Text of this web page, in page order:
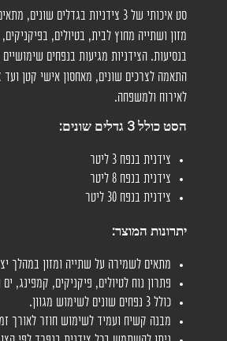
סט איכותי של 3 צידניות בגדלים
מזון ושתייה מחוץ לבית, בטיולים,
בנסיעות. הצידניות מגיעות בנפחים
התאמה לצרכים שונים, מאחסון אישי קטן ועד
לאירוח ולמשפחה.
הסט כולל 3 גדלים שונים:
צידנית בנפח 3 ליטר
צידנית בנפח 8 ליטר
צידנית בנפח 30 ליטר
יתרונות המוצר:
מתאים לשמירה על שתייה ומזון במהלך
פתרון נוח לטיולים, פיקניקים, קמפינג, ים
כולל 3 נפחים שונים לשימוש מגוון.
מבנה קשיח ועמיד לשימוש חוזר לאורך